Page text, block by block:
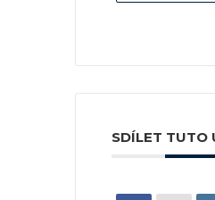
SDÍLET TUTO